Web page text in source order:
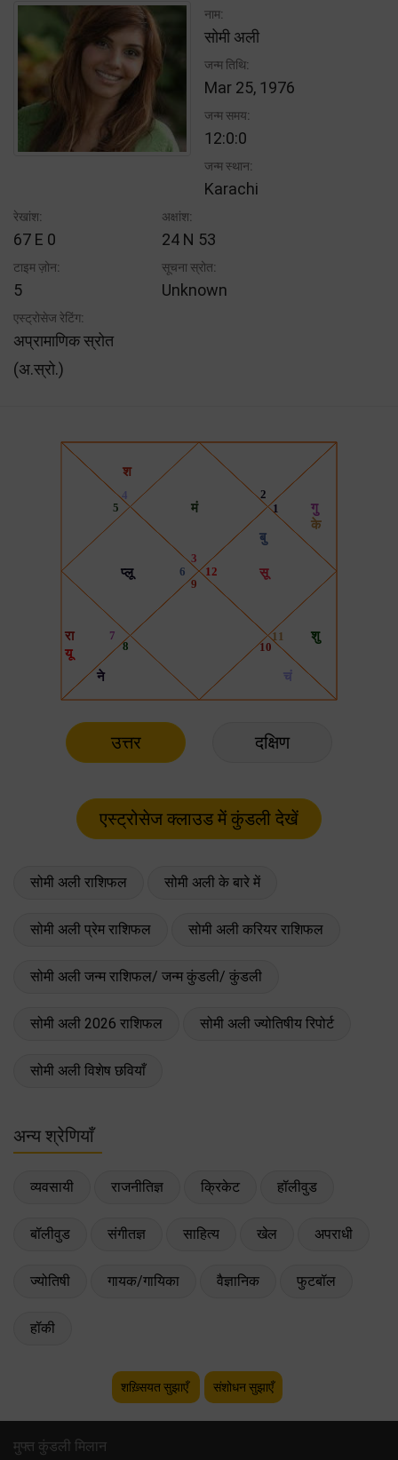
नाम:
सोमी अली
जन्म तिथि:
Mar 25, 1976
जन्म समय:
12:0:0
जन्म स्थान:
Karachi
रेखांश:
67 E 0
अक्षांश:
24 N 53
टाइम ज़ोन:
5
सूचना स्रोत:
Unknown
एस्ट्रोसेज रेटिंग:
अप्रामाणिक स्रोत
(अ.स्रो.)
उत्तर दक्षिण
सोमी अली राशिफल सोमी अली के बारे में
सोमी अली प्रेम राशिफल सोमी अली करियर राशिफल
सोमी अली जन्म राशिफल/ जन्म कुंडली/ कुंडली
सोमी अली 2026 राशिफल सोमी अली ज्योतिषीय रिपोर्ट
सोमी अली विशेष छवियाँ
अन्य श्रेणियाँ
व्यवसायी राजनीतिज्ञ क्रिकेट हॉलीवुड
बॉलीवुड संगीतज्ञ साहित्य खेल अपराधी
ज्योतिषी गायक/गायिका वैज्ञानिक फुटबॉल
हॉकी
शख़्सियत सुझाएँ संशोधन सुझाएँ
मुफ्त कुंडली मिलान